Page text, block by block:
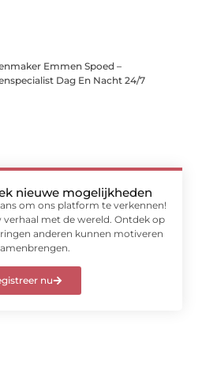
Emmen Spoed –
Dag En Nacht 24/7
nieuwe mogelijkheden
om ons platform te verkennen!
verhaal met de wereld. Ontdek op
anderen kunnen motiveren
nu